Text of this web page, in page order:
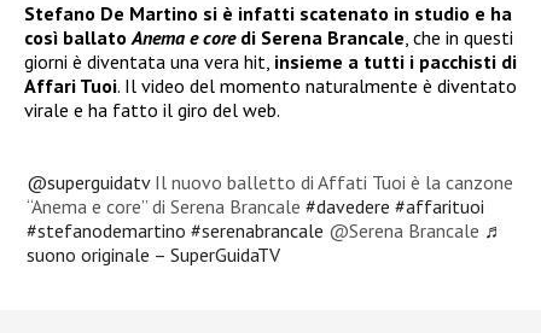
Stefano De Martino si è infatti scatenato in studio e ha
così ballatoAnema e coredi Serena Brancale, che in questi
giorni è diventata una vera hit, insieme a tutti i pacchisti di
Affari Tuoi. Il video del momento naturalmente è diventato
virale e ha fatto il giro del web.
@superguidatvIl nuovo balletto di Affati Tuoi è la canzone
“Anema e core” di Serena Brancale#davedere #affarituoi
#stefanodemartino #serenabrancale @Serena Brancale ♬
suono originale – SuperGuidaTV